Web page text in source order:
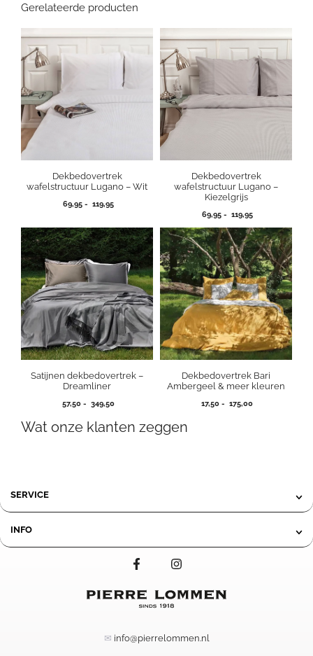
Gerelateerde producten
Dekbedovertrek
wafelstructuur Lugano – Wit
69,95 - 119,95Prijsklasse:
119,95
Dekbedovertrek
wafelstructuur Lugano –
Kiezelgrijs
69,95 - 119,95Prijsklasse:
tot
119,95
Satijnen dekbedovertrek –
Dreamliner
57,50 - 349,50Prijsklasse:
tot
Dekbedovertrek Bari
Ambergeel & meer kleuren
17,50 - 175,00Prijsklasse:
Wat onze klanten zeggen
SERVICE
INFO
✉ info@pierrelommen.nl